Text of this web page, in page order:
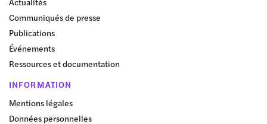
Communiqués de presse
Publications
Événements
Ressources et documentation
INFORMATION
Mentions légales
Données personnelles